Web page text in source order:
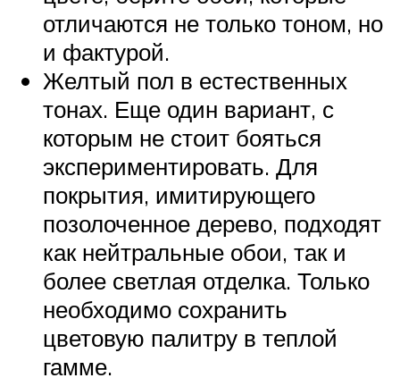
отличаются не только тоном, но
и фактурой.
Желтый пол в естественных
тонах. Еще один вариант, с
которым не стоит бояться
экспериментировать. Для
покрытия, имитирующего
позолоченное дерево, подходят
как нейтральные обои, так и
более светлая отделка. Только
необходимо сохранить
цветовую палитру в теплой
гамме.